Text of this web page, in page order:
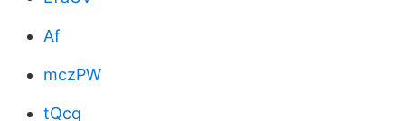
Af
mczPW
tQcq